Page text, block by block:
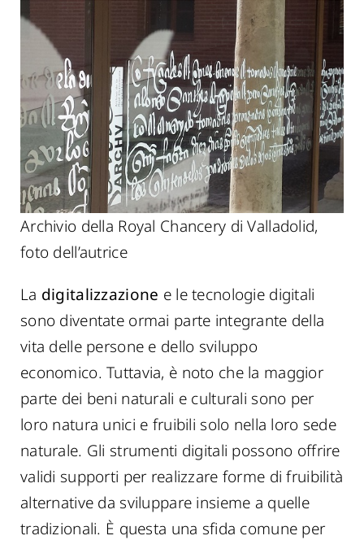
Archivio della Royal Chancery di Valladolid,
foto dell’autrice
La digitalizzazione e le tecnologie digitali
sono diventate ormai parte integrante della
vita delle persone e dello sviluppo
economico. Tuttavia, è noto che la maggior
parte dei beni naturali e culturali sono per
loro natura unici e fruibili solo nella loro sede
naturale. Gli strumenti digitali possono offrire
validi supporti per realizzare forme di fruibilità
alternative da sviluppare insieme a quelle
tradizionali. È questa una sfida comune per